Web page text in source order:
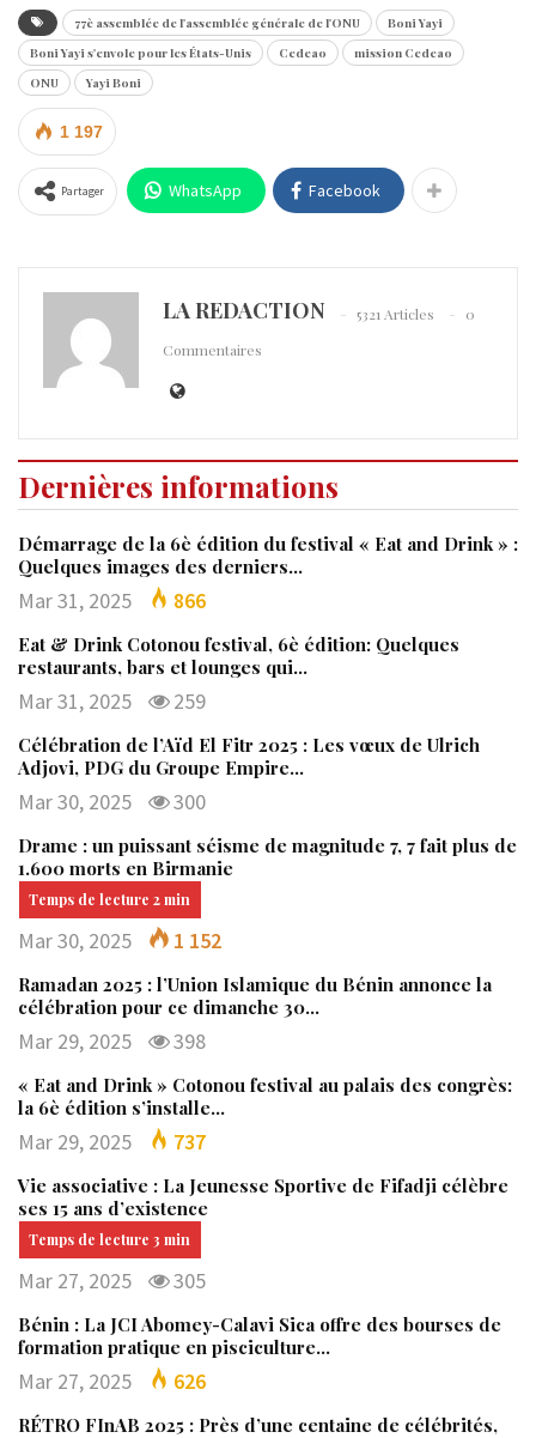
77è assemblée de l'assemblée générale de l'ONU
Boni Yayi
Boni Yayi s'envole pour les États-Unis
Cedeao
mission Cedeao
ONU
Yayi Boni
1 197
Partager WhatsApp Facebook
LA REDACTION 5321 Articles
0
Commentaires
Dernières informations
Démarrage de la 6è édition du festival « Eat and Drink » :
Quelques images des derniers…
Mar 31, 2025 866
Eat & Drink Cotonou festival, 6è édition: Quelques
restaurants, bars et lounges qui…
Mar 31, 2025 259
Célébration de l’Aïd El Fitr 2025 : Les vœux de Ulrich
Adjovi, PDG du Groupe Empire…
Mar 30, 2025 300
Drame : un puissant séisme de magnitude 7, 7 fait plus de
1.600 morts en Birmanie
Mar 30, 2025 1 152
Ramadan 2025 : l’Union Islamique du Bénin annonce la
célébration pour ce dimanche 30…
Mar 29, 2025 398
« Eat and Drink » Cotonou festival au palais des congrès:
la 6è édition s’installe…
Mar 29, 2025 737
Vie associative : La Jeunesse Sportive de Fifadji célèbre
ses 15 ans d’existence
Mar 27, 2025 305
Bénin : La JCI Abomey-Calavi Sica offre des bourses de
formation pratique en pisciculture…
Mar 27, 2025 626
RÉTRO FInAB 2025 : Près d’une centaine de célébrités,